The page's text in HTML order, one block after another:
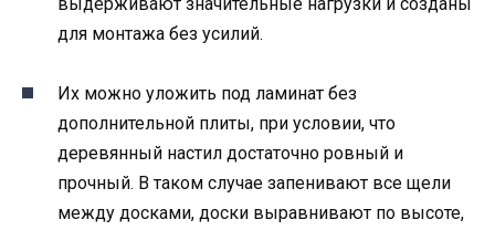
для монтажа без усилий.
Их можно уложить под ламинат без
дополнительной плиты, при условии, что
деревянный настил достаточно ровный и
прочный. В таком случае запенивают все щели
между досками, доски выравнивают по высоте,